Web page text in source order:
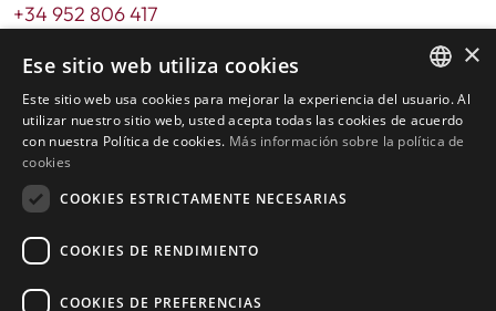
+34 952 806 417
Email
info@livingstone-estates.com
Dirección
Urb. Guadalmansa Edif. Salinas Local 7
Ctra. de Cadiz KM 164 , 29680
Horario de oficina:
ENGLISH
SPANISH
×
Ese sitio web utiliza cookies
Este sitio web usa cookies para mejorar la experiencia del usuario. Al
utilizar nuestro sitio web, usted acepta todas las cookies de acuerdo
con nuestra Política de cookies. Más información sobre la política de
cookies
COOKIES ESTRICTAMENTE NECESARIAS
COOKIES DE RENDIMIENTO
COOKIES DE PREFERENCIAS